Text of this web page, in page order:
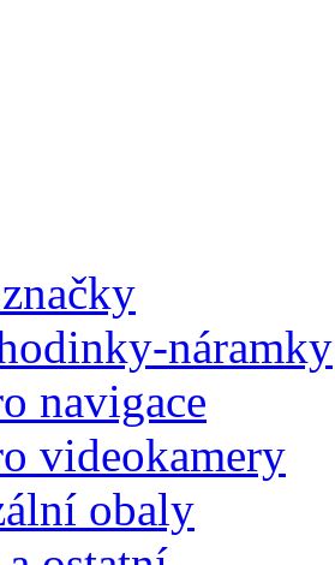
náramky
navigace
videokamery
obaly